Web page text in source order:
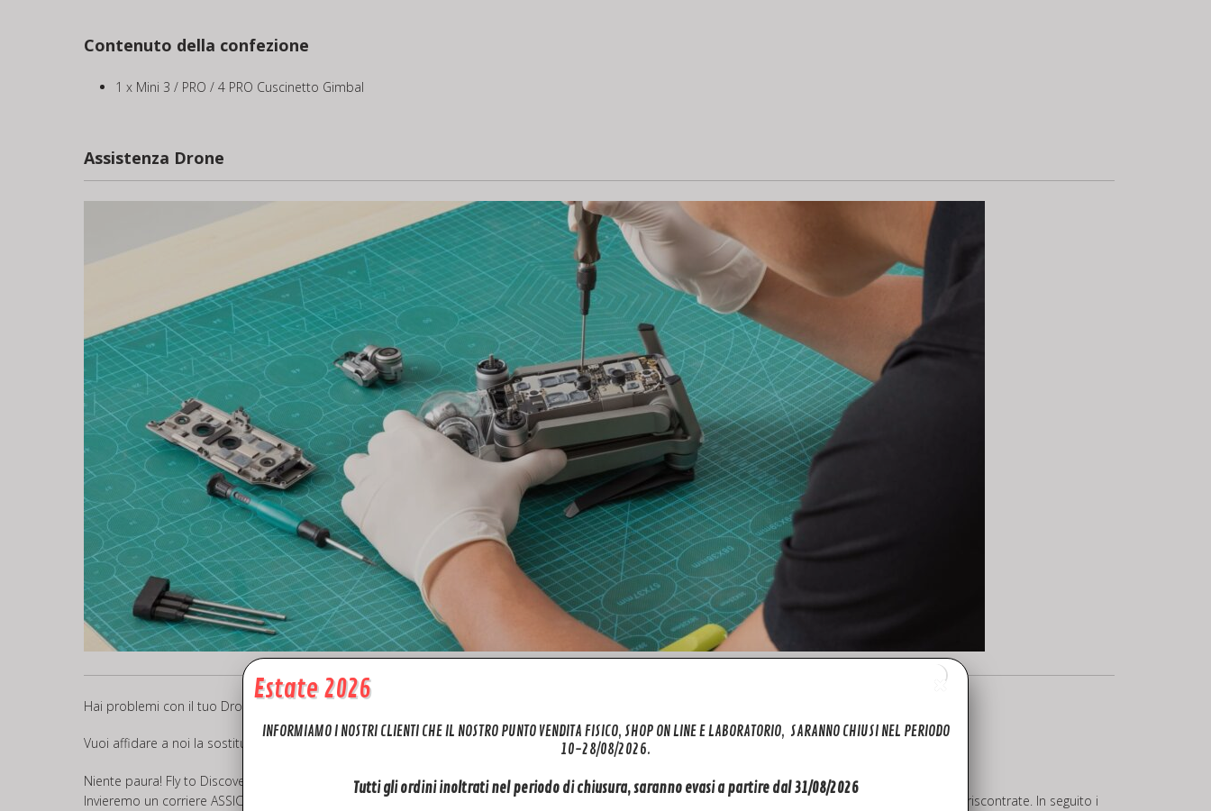
Contenuto della confezione
1 x Mini 3 / PRO / 4 PRO Cuscinetto Gimbal
Assistenza Drone
Hai problemi con il tuo Drone o Controller e vuoi inviarcelo per assistenza una revisione o semplicemente per un controllo?
Vuoi affidare a noi la sostituzione dei Componenti difettosi del tuo Mini 3 / PRO / 4 PRO Cuscinetto Gimbal ?
Niente paura! Fly to Discover offre il servizio di ASSISTENZA DRONEper i marchi DJI e PARROT.
Invieremo un corriere ASSICURATO a ritirare il tuo drone/controller in seguito procederemo al controllo in laboratorio e ad identificare le problematiche riscontrate. In seguito i
Estate 2026
INFORMIAMO I NOSTRI CLIENTI CHE IL NOSTRO PUNTO VENDITA FISICO, SHOP ON LINE E LABORATORIO, SARANNO CHIUSI NEL PERIODO
10-28/08/2026.
Tutti gli ordini inoltrati nel periodo di chiusura, saranno evasi a partire dal 31/08/2026